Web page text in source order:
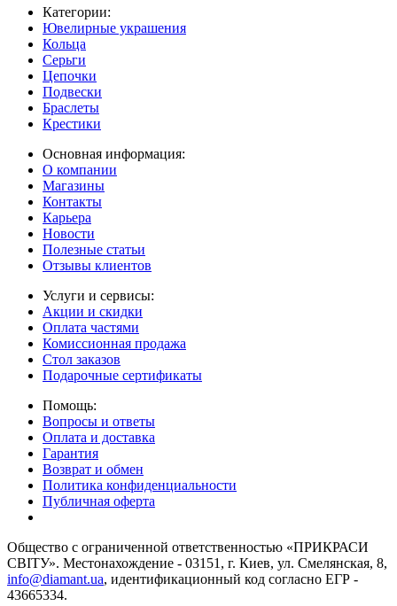
Категории:
Ювелирные украшения
Кольца
Серьги
Цепочки
Подвески
Браслеты
Крестики
Основная информация:
О компании
Магазины
Контакты
Карьера
Новости
Полезные статьи
Отзывы клиентов
Услуги и сервисы:
Акции и скидки
Оплата частями
Комиссионная продажа
Стол заказов
Подарочные сертификаты
Помощь:
Вопросы и ответы
Оплата и доставка
Гарантия
Возврат и обмен
Политика конфиденциальности
Публичная оферта
Общество с ограниченной ответственностью «ПРИКРАСИ
СВІТУ». Местонахождение - 03151, г. Киев, ул. Смелянская, 8,
info@diamant.ua, идентификационный код согласно ЕГР -
43665334.